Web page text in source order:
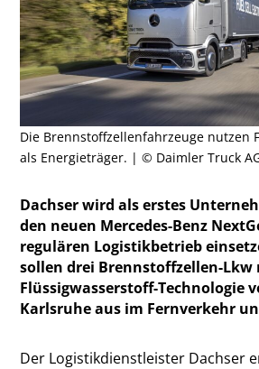
Die Brennstoffzellenfahrzeuge nutzen
als Energieträger. | © Daimler Truck
Dachser wird als erstes
den neuen Mercedes-Benz
regulären Logistikbetrieb
sollen drei Brennstoffzellen-Lkw
Flüssigwasserstoff-Technologie
Karlsruhe aus im Fernverkehr
Der Logistikdienstleister Dachser